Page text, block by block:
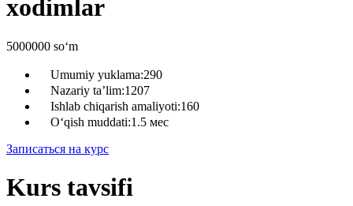
xodimlar
5000000 soʻm
Umumiy yuklama:290
Nazariy ta’lim:1207
Ishlab chiqarish amaliyoti:160
Oʻqish muddati:1.5 мес
Записаться на курс
Kurs tavsifi